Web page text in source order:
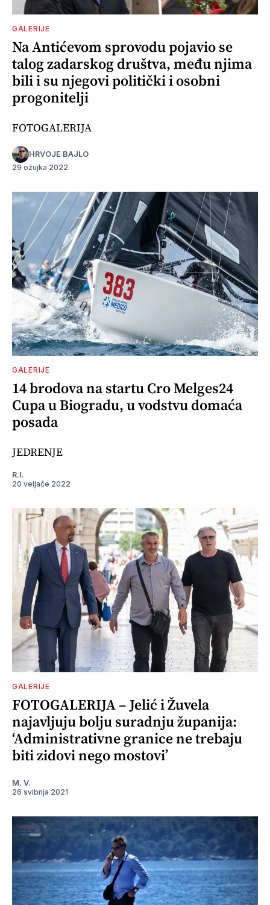
GALERIJE
Na Antićevom sprovodu pojavio se
talog zadarskog društva, među njima
bili i su njegovi politički i osobni
progonitelji
FOTOGALERIJA
HRVOJE BAJLO
29 ožujka 2022
GALERIJE
14 brodova na startu Cro Melges24
Cupa u Biogradu, u vodstvu domaća
posada
JEDRENJE
R.I.
20 veljače 2022
GALERIJE
FOTOGALERIJA – Jelić i Žuvela
najavljuju bolju suradnju županija:
‘Administrativne granice ne trebaju
biti zidovi nego mostovi’
M. V.
26 svibnja 2021